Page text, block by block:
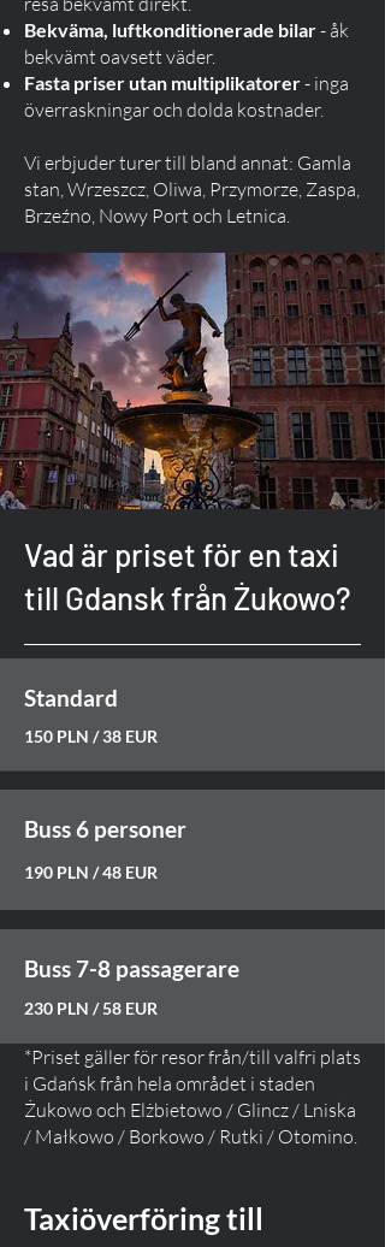
Bekväma, luftkonditionerade bilar- åk
bekvämt oavsett väder.
Fasta priser utan multiplikatorer- inga
överraskningar och dolda kostnader.
Vi erbjuder turer till bland annat: Gamla
stan, Wrzeszcz, Oliwa, Przymorze, Zaspa,
Brzeźno, Nowy Port och Letnica.
Vad är priset för en taxi
till Gdansk från Żukowo?
Standard
150 PLN / 38 EUR
Buss 6 personer
190 PLN / 48 EUR
Buss 7-8 passagerare
230 PLN / 58 EUR
*Priset gäller för resor från/till valfri plats
i Gdańsk från hela området i staden
Żukowo och Elżbietowo / Glincz / Lniska
/ Małkowo / Borkowo / Rutki / Otomino.
Taxiöverföring till